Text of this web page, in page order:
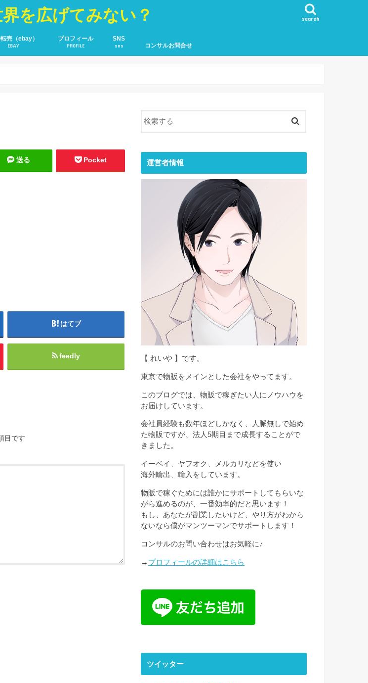
を広げてみない？ search
売（ebay）
EBAY
プロフィール
PROFILE
SNS
sns コンサルお問合せ
送る Pocket
はてブ
feedly
目です
運営者情報
【 れいや 】です。
東京で物販をメインとした会社をやってます。
このブログでは、物販で稼ぎたい人にノウハウを
お届けしています。
会社員経験も数年ほどしかなく、人脈無しで始め
た物販ですが、法人5期目まで成長することがで
きました。
イーベイ、ヤフオク、メルカリなどを使い
海外輸出、輸入をしています。
物販で稼ぐためには誰かにサポートしてもらいな
がら進めるのが、一番効率的だと思います！
もし、あなたが副業したいけど、やり方がわから
ないなら僕がマンツーマンでサポートします！
コンサルのお問い合わせはお気軽に♪
→ プロフィールの詳細はこちら
ツイッター